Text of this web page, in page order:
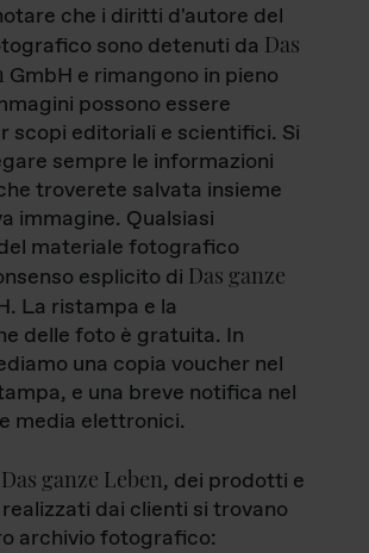
che i diritti d'autore del
sono detenuti da Das
GmbH e rimangono in pieno
possono essere
scopi editoriali e scientifici. Si
sempre le informazioni
troverete salvata insieme
immagine. Qualsiasi
materiale fotografico
esplicito di Das ganze
La ristampa e la
delle foto è gratuita. In
una copia voucher nel
e una breve notifica nel
media elettronici.
Das ganze Leben, dei prodotti e
dai clienti si trovano
archivio fotografico: